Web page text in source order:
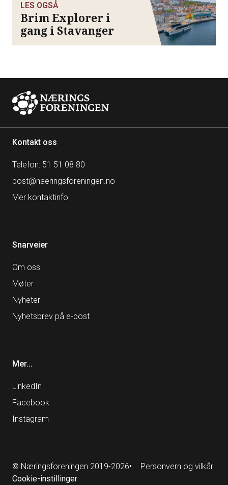
LES OGSÅ
Brim Explorer i
gang i Stavanger
Kontakt oss
Telefon: 51 51 08 80
post@naeringsforeningen.no
Mer kontaktinfo
Snarveier
Om oss
Møter
Nyheter
Nyhetsbrev på e-post
Mer...
LinkedIn
Facebook
Instagram
© Næringsforeningen 2019-2026
Personvern og vilkår
Cookie-instillinger